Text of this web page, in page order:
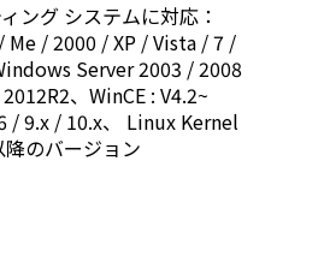
ング システムに対応：
Me / 2000 / XP / Vista / 7 /
Server 2003 / 2008
、WinCE : V4.2~
/ 9.x / 10.x、 Linux Kernel
のバージョン